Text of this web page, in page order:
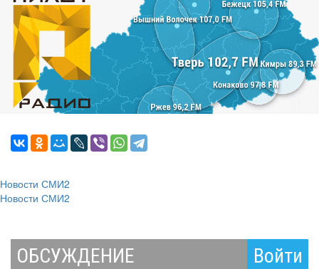
Новости СМИ2
Новости СМИ2
ОБСУЖДЕНИЕ Войти